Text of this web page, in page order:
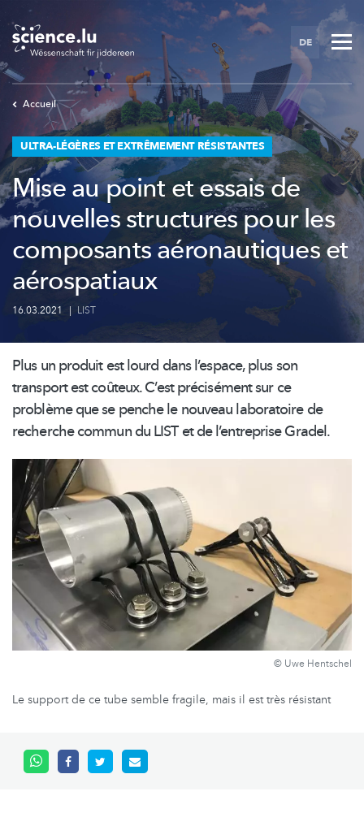
to
main
content
DE
Accueil
ULTRA-LÉGÈRES ET EXTRÊMEMENT RÉSISTANTES
Mise au point et essais de
nouvelles structures pour les
composants aéronautiques et
aérospatiaux
16.03.2021 | LIST
Plus un produit est lourd dans l’espace, plus son
transport est coûteux. C’est précisément sur ce
problème que se penche le nouveau laboratoire de
recherche commun du LIST et del’entrepriseGradel.
© Uwe Hentschel
Le support de ce tube semble fragile, mais il est très résistant